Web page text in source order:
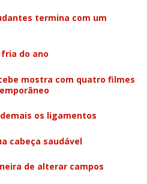
termina com um
do ano
mostra com quatro filmes
os ligamentos
cabeça saudável
de alterar campos